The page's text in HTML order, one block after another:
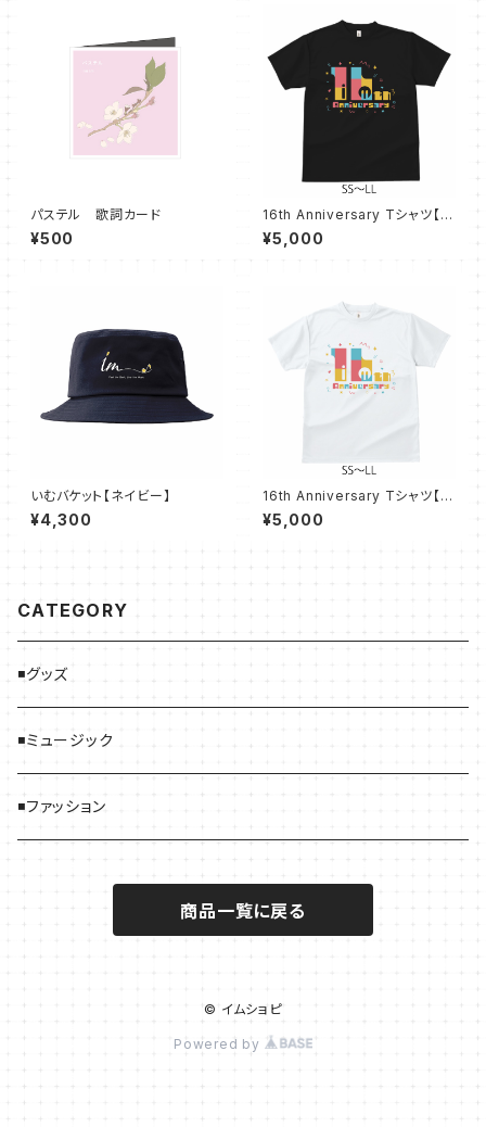
パステル 歌詞カード
¥500
16th Anniversary Tシャツ【ブ
ラック SS〜LL】
¥5,000
いむバケット【ネイビー】
¥4,300
16th Anniversary Tシャツ【ホ
ワイト SS〜LL】
¥5,000
CATEGORY
◾️グッズ
◾️ミュージック
◾️ファッション
商品一覧に戻る
© イムショピ
Powered by